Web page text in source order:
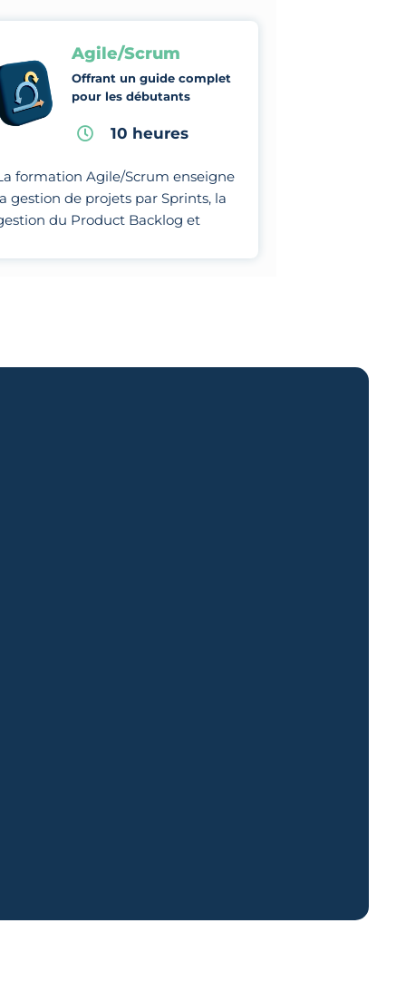
Agile/Scrum
Offrant un guide complet
pour les débutants
10 heures
formation Agile/Scrum enseigne
gestion de projets par Sprints, la
du Product Backlog et